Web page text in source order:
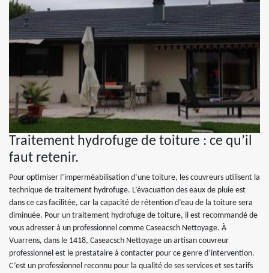
Traitement hydrofuge de toiture : ce qu’il
faut retenir.
Pour optimiser l’imperméabilisation d’une toiture, les couvreurs utilisent la
technique de traitement hydrofuge. L’évacuation des eaux de pluie est
dans ce cas facilitée, car la capacité de rétention d’eau de la toiture sera
diminuée. Pour un traitement hydrofuge de toiture, il est recommandé de
vous adresser à un professionnel comme Caseacsch Nettoyage. À
Vuarrens, dans le 1418, Caseacsch Nettoyage un artisan couvreur
professionnel est le prestataire à contacter pour ce genre d’intervention.
C’est un professionnel reconnu pour la qualité de ses services et ses tarifs